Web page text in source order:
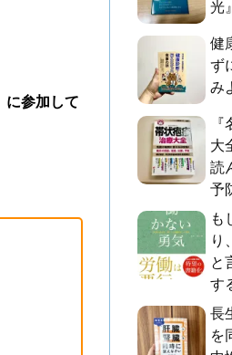
に参加して
光
健
ず
み
大
読
予
も
り
と
す
長
を